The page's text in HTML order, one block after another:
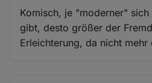
Komisch, je "moderner"
gibt, desto größer der
Erleichterung, da nicht mehr